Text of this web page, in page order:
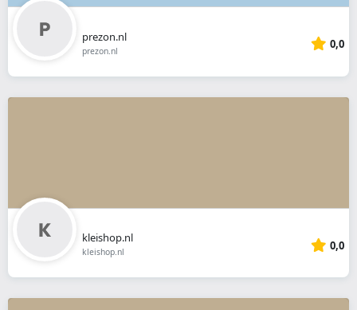
prezon.nl
prezon.nl 0,0
kleishop.nl
kleishop.nl 0,0